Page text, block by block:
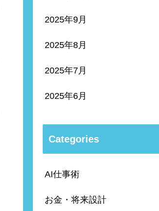
2025年9月
2025年8月
2025年7月
2025年6月
Categories
AI仕事術
お金・将来設計